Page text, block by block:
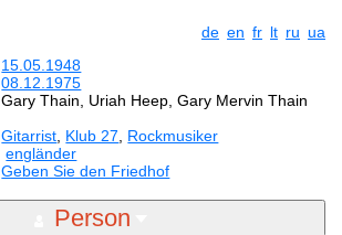
de en fr lt ru ua
15.05.1948
08.12.1975
Gary Thain, Uriah Heep, Gary Mervin Thain
Gitarrist Klub 27
Rockmusiker
engländer
Geben Sie den Friedhof
Person